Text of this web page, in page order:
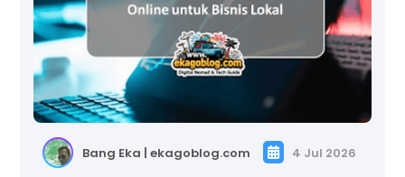
Bang Eka | ekagoblog.com 4 Jul 2026